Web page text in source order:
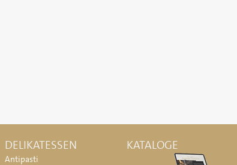
DELIKATESSEN
Antipasti
KATALOGE